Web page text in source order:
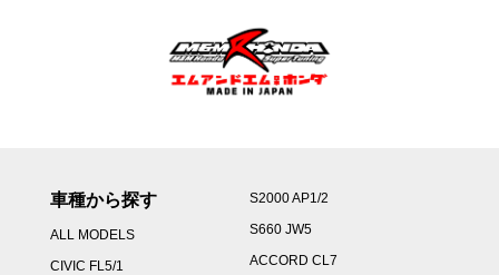
車種から探す
ALL MODELS
CIVIC FL5/1
S2000 AP1/2
S660 JW5
ACCORD CL7